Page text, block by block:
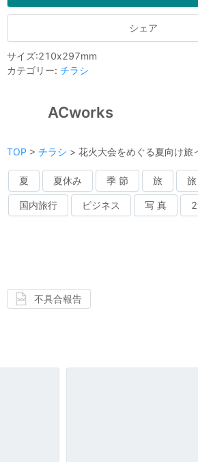
シェア
サイズ:210x297mm
カテゴリー: チラシ
ACworks
TOP > チラシ > 花火大会をめぐる夏向け旅
夏 夏休み 季 節 旅
国内旅行 ビジネス 写 真
不具合報告